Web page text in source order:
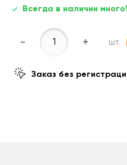
Всегда в наличии много!
- + шт.
Заказ без